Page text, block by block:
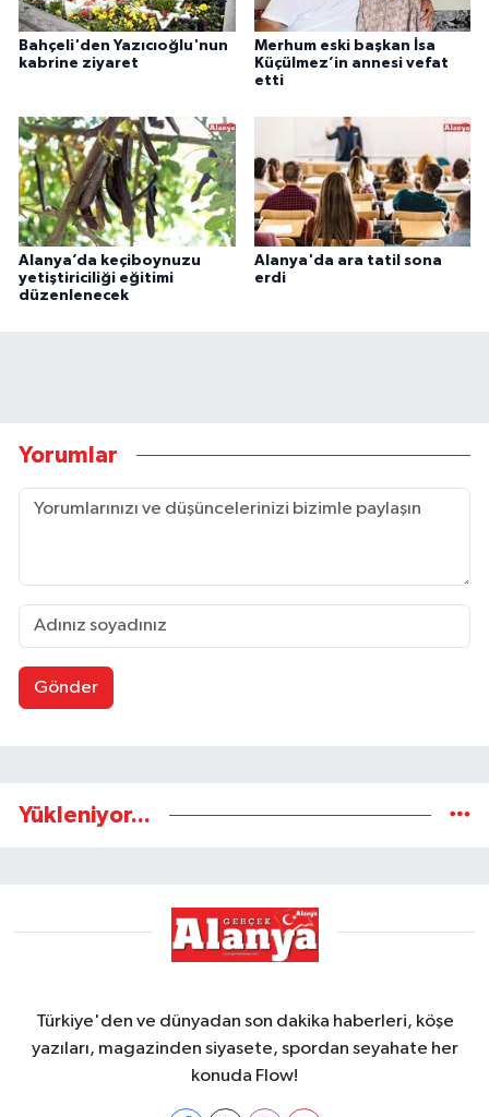
Bahçeli'den Yazıcıoğlu'nun
kabrine ziyaret
Merhum eski başkan İsa
Küçülmez’in annesi vefat
etti
Alanya’da keçiboynuzu
yetiştiriciliği eğitimi
düzenlenecek
Alanya'da ara tatil sona
erdi
Yorumlar
Gönder
Yükleniyor...
Türkiye'den ve dünyadan son dakika haberleri, köşe
yazıları, magazinden siyasete, spordan seyahate her
konuda Flow!